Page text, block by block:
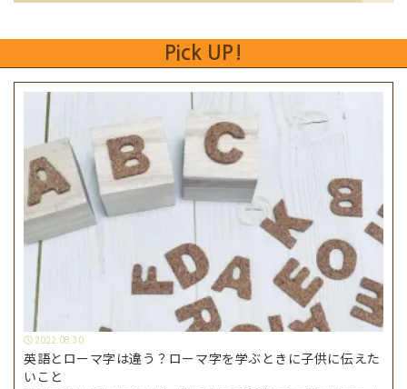
Pick UP!
2022.08.30
英語とローマ字は違う？ローマ字を学ぶときに子供に伝えた
いこと